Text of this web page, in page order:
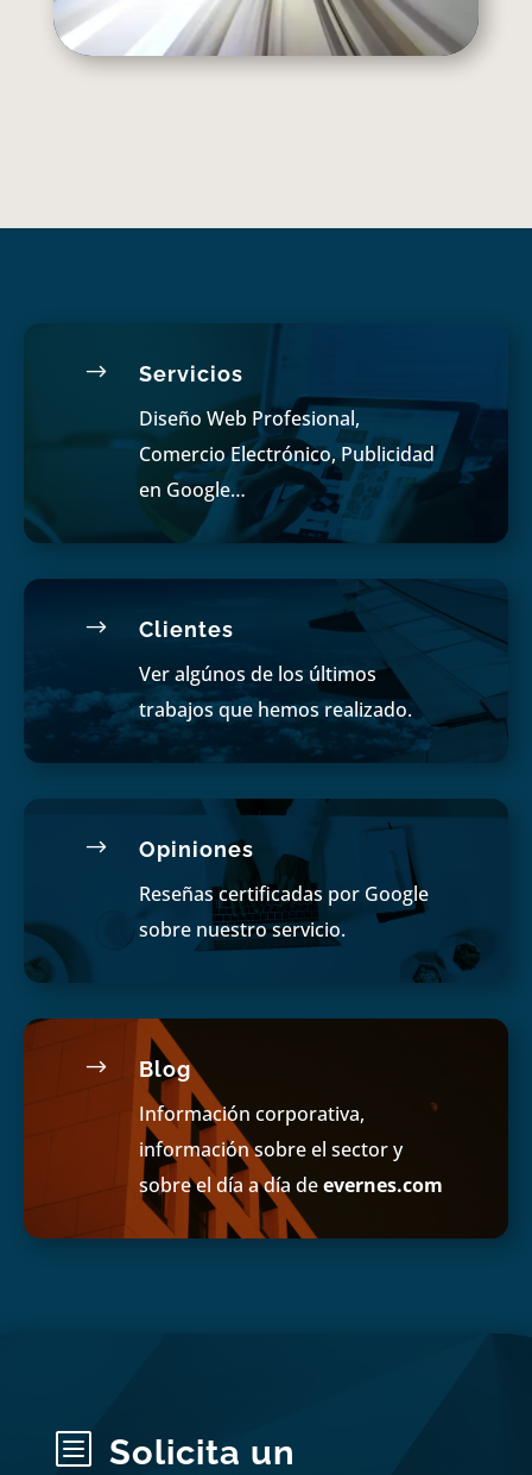
$ Servicios
Diseño Web Profesional,
Comercio Electrónico, Publicidad
en Google…
$ Clientes
Ver algúnos de los últimos
trabajos que hemos realizado.
$ Opiniones
Reseñas certificadas por Google
sobre nuestro servicio.
$ Blog
Información corporativa,
información sobre el sector y
sobre el día a día deevernes.com
b
Solicita un